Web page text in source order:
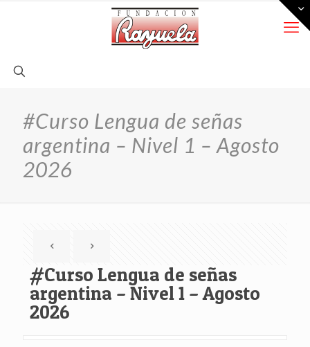
#Curso Lengua de señas
argentina – Nivel 1 – Agosto
2026
#Curso Lengua de señas
argentina – Nivel 1 – Agosto
2026